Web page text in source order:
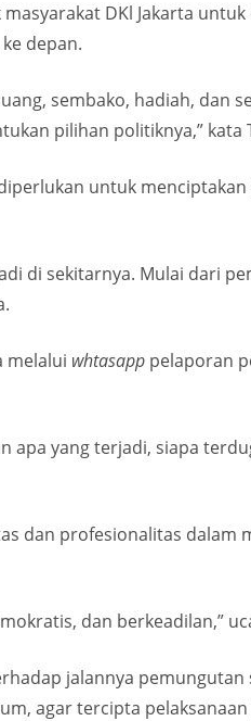
DKl Jakarta
depan.
sembako, hadiah, dan
pilihan politiknya,” kata
untuk menciptakan
di sekitarnya. Mulai dari
melalui whtasapp pelaporan
apa yang terjadi, siapa
dan profesionalitas dalam
dan berkeadilan,”
jalannya
agar tercipta